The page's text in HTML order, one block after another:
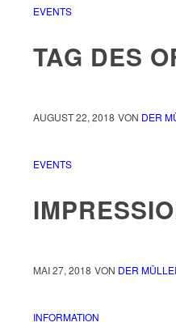
EVENTS
TAG DES
AUGUST 22, 2018 VON DER
EVENTS
MAI 27, 2018 VON DER
INFORMATION